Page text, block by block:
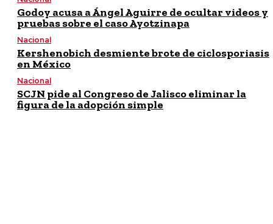
Godoy acusa a Ángel Aguirre de ocultar videos y
pruebas sobre el caso Ayotzinapa
Nacional
Kershenobich desmiente brote de ciclosporiasis
en México
Nacional
SCJN pide al Congreso de Jalisco eliminar la
figura de la adopción simple